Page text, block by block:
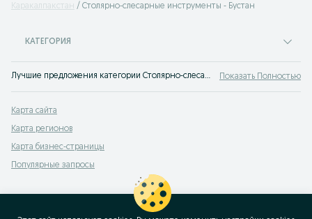
Каракалпакстан
Столярно-слесарные инструменты - Бустан
КАТЕГОРИЯ
Лучшие предложения категории Столярно-слесарные инструменты Бустан. Большой выбор товаров и услуг по выгодным ценам на OLX! Множество предложений на OLX.uz! Показать Полностью
Карта сайта
Карта регионов
Карта бизнес-страницы
Популярные запросы